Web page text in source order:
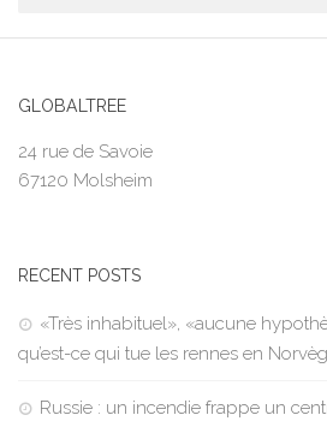
GLOBALTREE
24 rue de Savoie
67120 Molsheim
RECENT POSTS
«Très inhabituel», «aucune
qu’est-ce qui tue les rennes en
Russie : un incendie frappe un